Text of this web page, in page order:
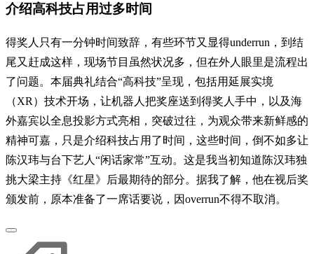
介绍高科技占用过多时间
得奖人只有一分钟时间致辞，有些环节又显得underrun，到结
尾又赶成这样，现场节目虽然状况多，但在外人眼里是流程出
了问题。本届典礼结合“高科技”呈现，包括用延展实境
（XR）技术开场，让机器人把奖座送到得奖人手中，以及海
外嘉宾以全息投影方式亮相，突破过往，为观众带来新鲜感的
精神可嘉，只是介绍科技占用了时间，这些时间，倒不如多让
陈汉玮与台下艺人“闲话家常”互动。这是我当初知道陈汉玮独
挑大梁主持《红星》后最期待的部分。据我了解，他在视后奖
颁发前，原本准备了一席话要说，因overrun不得不取消。